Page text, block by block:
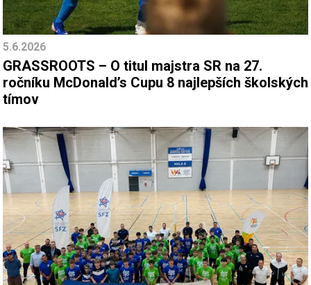
5.6.2026
GRASSROOTS – O titul majstra SR na 27.
ročníku McDonald’s Cupu 8 najlepších školských
tímov